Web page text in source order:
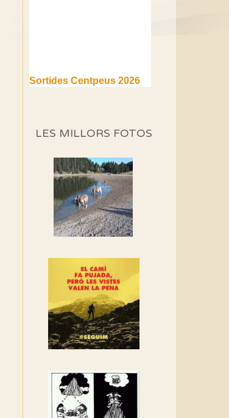
(1a part)
Si no podem caminar,
alguna cosa hem de fer...
Els Centpeus signen el
Manifest a favor dels
Camins Vells
associació adhereix-te al
manifest!
Rebem un diploma dels
Amics de Sant Aniol
d'Aguja
Els Centpeus estem
recuperació del refugi i de
l'entorn de Sant Aniol
LES MILLORS FOTOS